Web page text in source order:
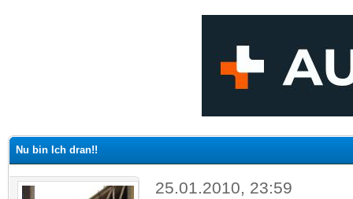
Nu bin Ich dran!!
25.01.2010, 23:59